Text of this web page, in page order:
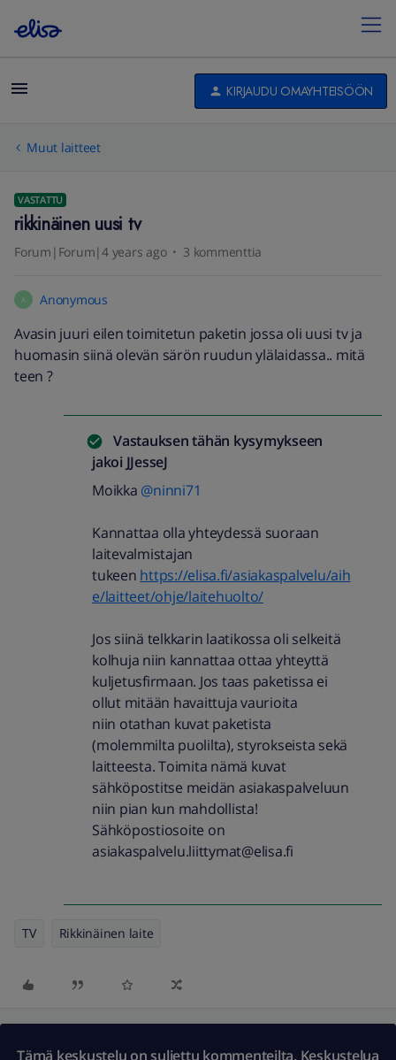
KIRJAUDU OMAYHTEISÖÖN
Muut laitteet
VASTATTU
rikkinäinen uusi tv
Forum|Forum|4 years ago 3 kommenttia
A Anonymous
Avasin juuri eilen toimitetun paketin jossa oli uusi tv ja
huomasin siinä olevän särön ruudun ylälaidassa.. mitä
teen ?
Vastauksen tähän kysymykseen
jakoi JJesseJ
Moikka @ninni71
Kannattaa olla yhteydessä suoraan
laitevalmistajan
tukeen https://elisa.fi/asiakaspalvelu/aih
e/laitteet/ohje/laitehuolto/
Jos siinä telkkarin laatikossa oli selkeitä
kolhuja niin kannattaa ottaa yhteyttä
kuljetusfirmaan. Jos taas paketissa ei
ollut mitään havaittuja vaurioita
niin otathan kuvat paketista
(molemmilta puolilta), styrokseista sekä
laitteesta. Toimita nämä kuvat
sähköpostitse meidän asiakaspalveluun
niin pian kun mahdollista!
Sähköpostiosoite on
asiakaspalvelu.liittymat@elisa.fi
TV Rikkinäinen laite
Tämä keskustelu on suljettu kommenteilta. Keskustelua